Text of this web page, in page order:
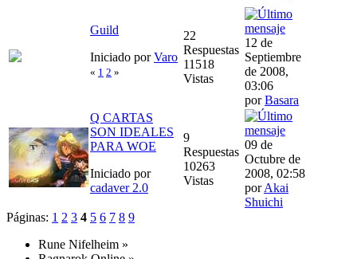
Guild
Iniciado porVaro
« 1 2 »
22
Respuestas
11518
Vistas
12 de
Septiembre
de 2008,
03:06
porBasara
Q CARTAS
SON IDEALES
PARA WOE
Iniciado por
cadaver 2.0
9
Respuestas
10263
Vistas
09 de
Octubre de
2008, 02:58
porAkai
Shuichi
Páginas: 1 2 3 4 5 6 7 8 9
Rune Nifelheim »